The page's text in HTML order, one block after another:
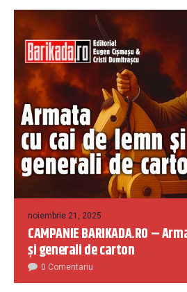
noiembrie 21, 2025
CAMPANIE BARIKADA.RO –
și generali de carton
0 Comentariu